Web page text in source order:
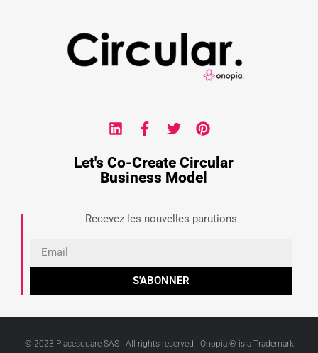
Let's Co-Create Circular
Business Model
Recevez les nouvelles parutions
S'ABONNER
© 2023 Placesquare SAS - All rights reserved - Onopia ® is a Trademark